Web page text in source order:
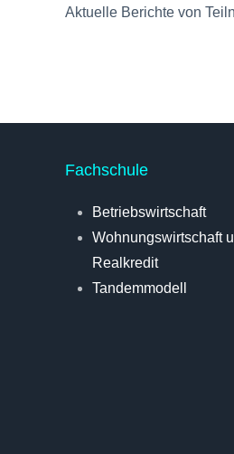
Aktuelle Berichte von
Fachschule
Betriebswirtschaft
Wohnungswirtschaft
Realkredit
Tandemmodell